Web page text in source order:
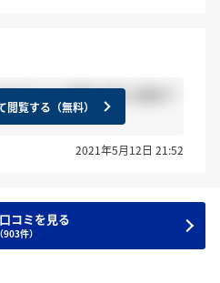
すか？？ 面接は個人面接で
閲覧する（無料）
2021年5月12日 21:52
コミを見る
（903件）